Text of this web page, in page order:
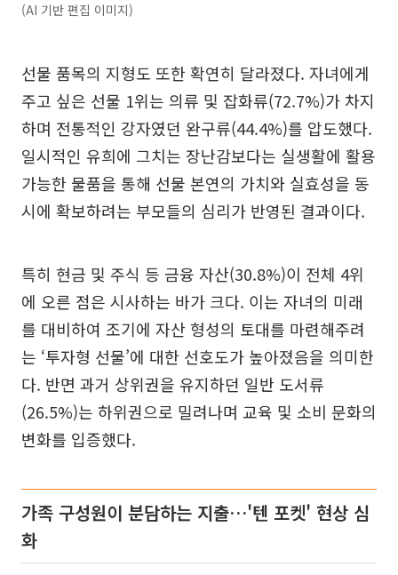
(AI 기반 편집 이미지)
선물 품목의 지형도 또한 확연히 달라졌다. 자녀에게
주고 싶은 선물 1위는 의류 및 잡화류(72.7%)가 차지
하며 전통적인 강자였던 완구류(44.4%)를 압도했다.
일시적인 유희에 그치는 장난감보다는 실생활에 활용
가능한 물품을 통해 선물 본연의 가치와 실효성을 동
시에 확보하려는 부모들의 심리가 반영된 결과이다.
특히 현금 및 주식 등 금융 자산(30.8%)이 전체 4위
에 오른 점은 시사하는 바가 크다. 이는 자녀의 미래
를 대비하여 조기에 자산 형성의 토대를 마련해주려
는 ‘투자형 선물’에 대한 선호도가 높아졌음을 의미한
다. 반면 과거 상위권을 유지하던 일반 도서류
(26.5%)는 하위권으로 밀려나며 교육 및 소비 문화의
변화를 입증했다.
가족 구성원이 분담하는 지출…'텐 포켓' 현상 심
화